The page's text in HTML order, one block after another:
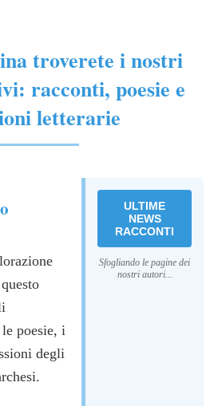
troverete i nostri
racconti, poesie e
letterarie
poesie, i
degli
ULTIME
NEWS
RACCONTI
Sfogliando le pagine dei
nostri autori...